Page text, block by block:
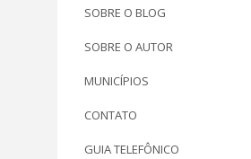
SOBRE O BLOG
SOBRE O AUTOR
MUNICÍPIOS
CONTATO
GUIA TELEFÔNICO